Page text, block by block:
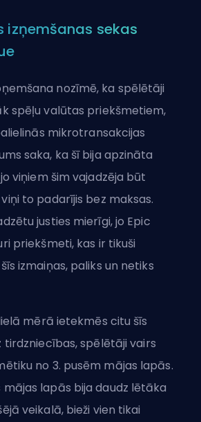
izņemšanas sekas
nozīmē, ka spēlētāji
spēļu valūtas priekšmetiem,
mikrotransakcijas
saka, ka šī bija apzināta
viņiem šim vajadzēja būt
to padarījis bez maksas.
justies mierīgi, jo Epic
priekšmeti, kas ir tikuši
izmaiņas, paliks un netiks
mērā ietekmēs citu šīs
tirdzniecības, spēlētāji vairs
no 3. pusēm mājas lapās.
mājas lapās bija daudz lētāka
veikalā, bieži vien tikai